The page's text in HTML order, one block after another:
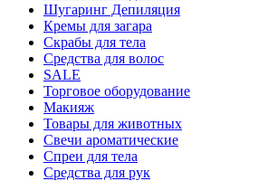
Шугаринг Депиляция
Кремы для загара
Скрабы для тела
Средства для волос
SALE
Торговое оборудование
Макияж
Товары для животных
Свечи ароматические
Спреи для тела
Средства для рук